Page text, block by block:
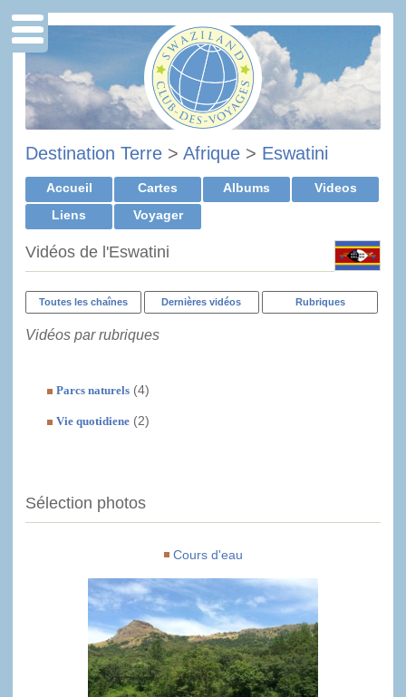
Destination Terre > Afrique > Eswatini
Accueil Cartes Albums
Videos
Liens
Voyager
Vidéos de l'Eswatini
Toutes les chaînes Dernières vidéos Rubriques
Vidéos par rubriques
Parcs naturels (4)
Vie quotidiene (2)
Sélection photos
Cours d'eau